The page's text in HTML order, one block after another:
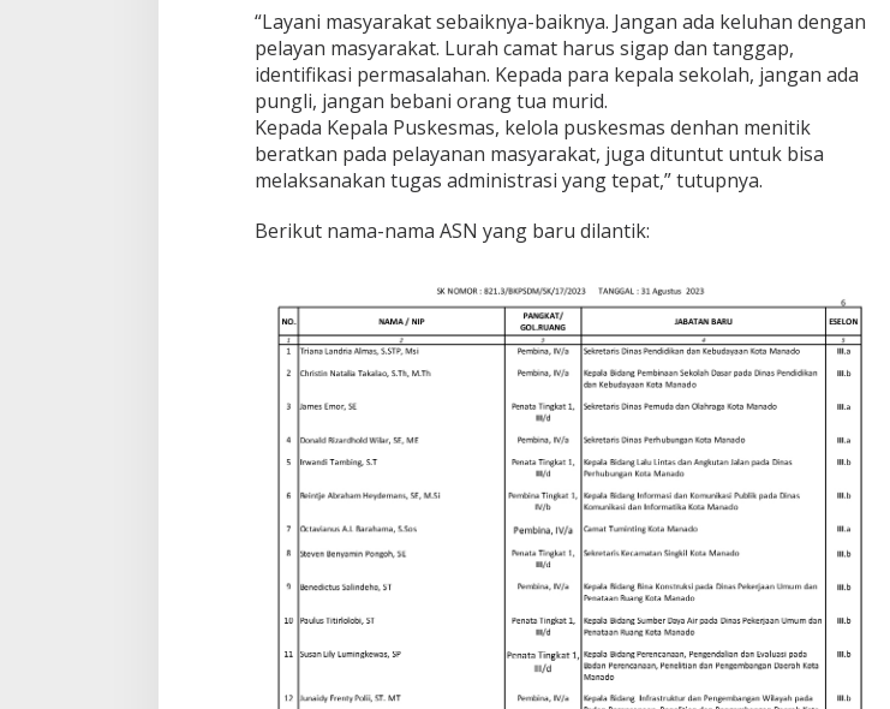
“Layani masyarakat sebaiknya-baiknya. Jangan ada keluhan dengan
pelayan masyarakat. Lurah camat harus sigap dan tanggap,
identifikasi permasalahan. Kepada para kepala sekolah, jangan ada
pungli, jangan bebani orang tua murid.
Kepada Kepala Puskesmas, kelola puskesmas denhan menitik
beratkan pada pelayanan masyarakat, juga dituntut untuk bisa
melaksanakan tugas administrasi yang tepat,” tutupnya.
Berikut nama-nama ASN yang baru dilantik: